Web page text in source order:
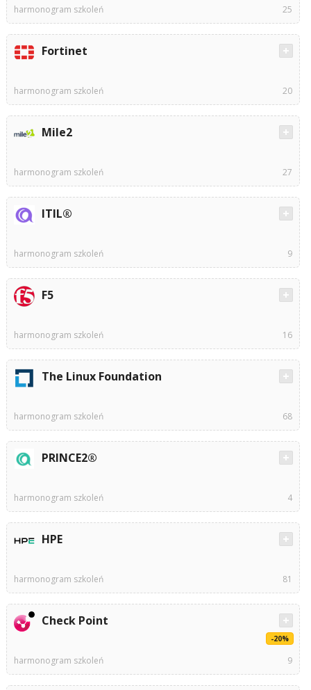
harmonogram szkoleń 25
Fortinet
harmonogram szkoleń 20
Mile2
harmonogram szkoleń 27
ITIL®
harmonogram szkoleń 9
F5
harmonogram szkoleń 16
The Linux Foundation
harmonogram szkoleń 68
PRINCE2®
harmonogram szkoleń 4
HPE
harmonogram szkoleń 81
Check Point
-20%
harmonogram szkoleń 9